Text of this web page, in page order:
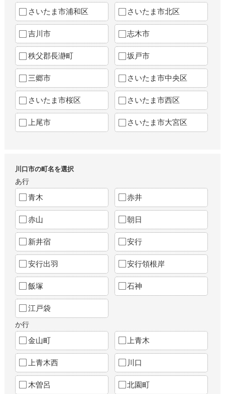
さいたま市浦和区 さいたま市北区
吉川市 志木市
秩父郡長瀞町 坂戸市
三郷市 さいたま市中央区
さいたま市桜区 さいたま市西区
上尾市 さいたま市大宮区
川口市の町名を選択
あ行
青木 赤井
赤山 朝日
新井宿 安行
安行出羽 安行領根岸
飯塚 石神
江戸袋
か行
金山町 上青木
上青木西 川口
木曽呂 北園町